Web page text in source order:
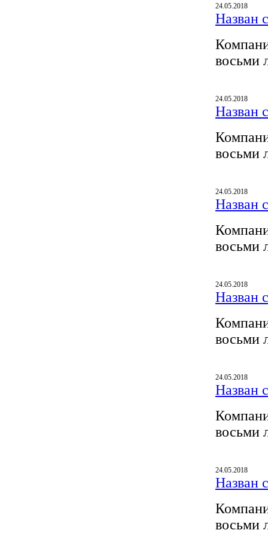
24.05.2018
Назван
восьми
24.05.2018
Назван
восьми
24.05.2018
Назван
восьми
24.05.2018
Назван
восьми
24.05.2018
Назван
восьми
24.05.2018
Назван
восьми